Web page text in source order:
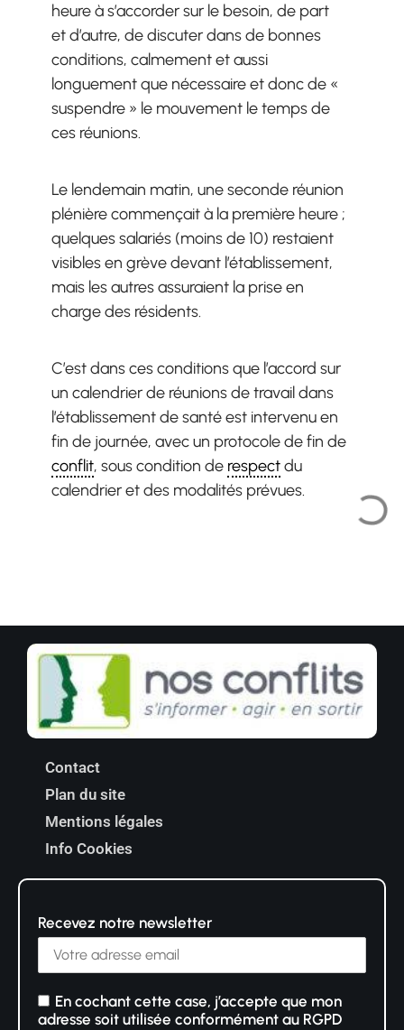
heure à s’accorder sur le besoin, de part
et d’autre, de discuter dans de bonnes
conditions, calmement et aussi
longuement que nécessaire et donc de «
suspendre » le mouvement le temps de
ces réunions.
Le lendemain matin, une seconde réunion
plénière commençait à la première heure ;
quelques salariés (moins de 10) restaient
visibles en grève devant l’établissement,
mais les autres assuraient la prise en
charge des résidents.
C’est dans ces conditions que l’accord sur
un calendrier de réunions de travail dans
l’établissement de santé est intervenu en
fin de journée, avec un protocole de fin de
conflit, sous condition de respectdu
calendrier et des modalités prévues.
Contact
Plan du site
Mentions légales
Info Cookies
Recevez notre newsletter
En cochant cette case, j’accepte que mon
adresse soit utilisée conformément au RGPD